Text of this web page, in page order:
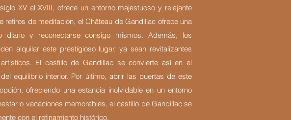
XV al XVIII, ofrece un entorno majestuoso y relajante
de meditación, el Château de Gandillac ofrece una
diario y reconectarse consigo mismos. Además, los
alquilar este prestigioso lugar, ya sean revitalizantes
El castillo de Gandillac se convierte así en el
equilibrio interior. Por último, abrir las puertas de este
ofreciendo una estancia inolvidable en un entorno
o vacaciones memorables, el castillo de Gandillac se
con el refinamiento histórico.